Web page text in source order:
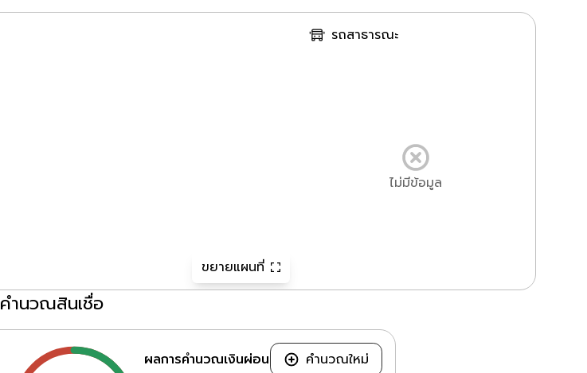
ขยายแผนที่
รถสาธารณะ
ไม่มีข้อมูล
คำนวณสินเชื่อ
ผลการคำนวณเงินผ่อน
คำนวณใหม่